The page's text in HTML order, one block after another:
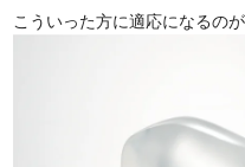
こういった方に適応になるのが